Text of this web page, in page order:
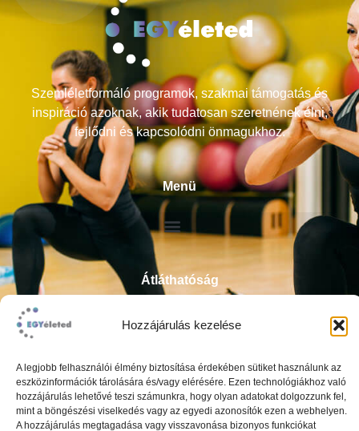
Hozzájárulás kezelése
A legjobb felhasználói élmény biztosítása érdekében sütiket használunk az
eszközinformációk tárolására és/vagy elérésére. Ezen technológiákhoz való
hozzájárulás lehetővé teszi számunkra, hogy olyan adatokat dolgozzunk fel,
mint a böngészési viselkedés vagy az egyedi azonosítók ezen a webhelyen.
A hozzájárulás megtagadása vagy visszavonása bizonyos funkciókat
Szemléletformáló programok, szakmai támogatás és
inspiráció azoknak, akik tudatosan szeretnének élni,
fejlődni és kapcsolódni önmagukhoz.
Menü
Átláthatóság
Adatkezelési tájékoztató